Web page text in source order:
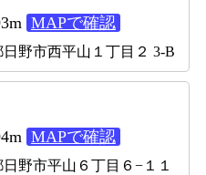
MAPで確認
日野市西平山１丁目２ 3-B
MAPで確認
日野市平山６丁目６−１１